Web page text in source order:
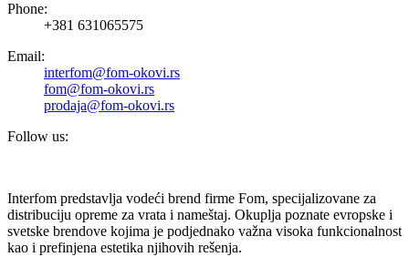
Phone:
+381 631065575
Email:
interfom@fom-okovi.rs
fom@fom-okovi.rs
prodaja@fom-okovi.rs
Follow us:
Interfom predstavlja vodeći brend firme Fom, specijalizovane za
distribuciju opreme za vrata i nameštaj. Okuplja poznate evropske i
svetske brendove kojima je podjednako važna visoka funkcionalnost
kao i prefinjena estetika njihovih rešenja.